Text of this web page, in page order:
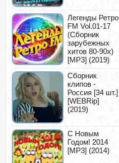
Легенды Ретро
FM Vol.01-17
(Сборник
зарубежных
хитов 80-90х)
[MP3] (2019)
Сборник
клипов -
Россия [34 шт.]
[WEBRip]
(2019)
С Новым
Годом! 2014
[MP3] (2014)